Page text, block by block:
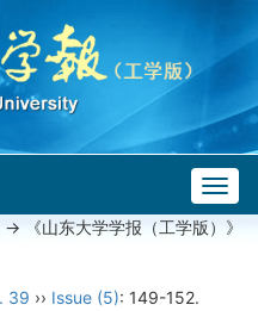
-> 《山东大学学报（工学版）》
39 ›› Issue (5): 149-152.